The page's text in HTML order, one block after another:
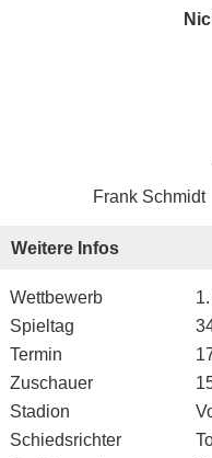
Frank Schmidt
Weitere Infos
Wettbewerb
Spieltag
Termin
Zuschauer
Stadion
Schiedsrichter